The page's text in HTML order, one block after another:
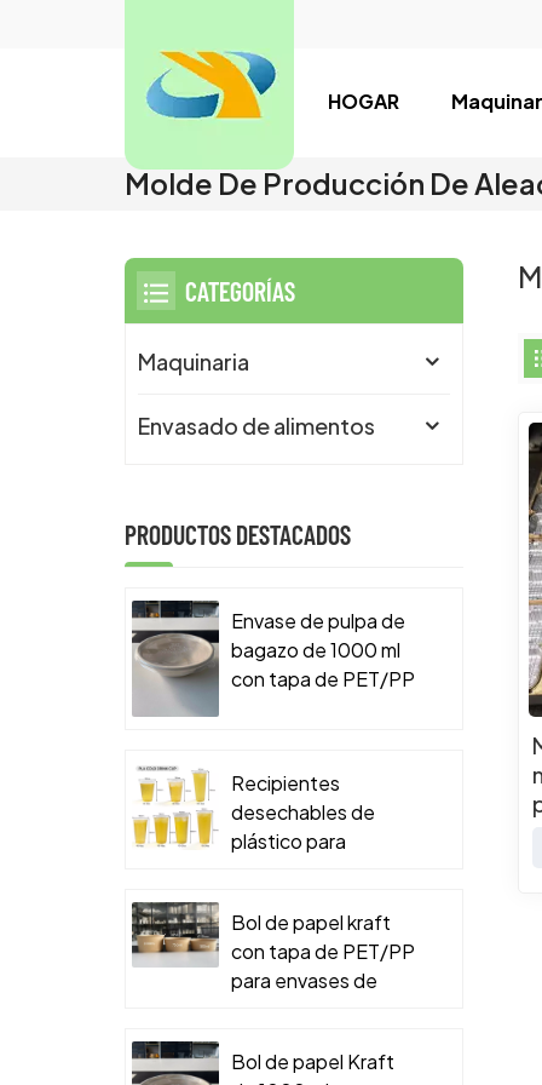
HOGAR
Molde De Producción De
CATEGORÍAS
Maquinaria
Envasado de alimentos
PRODUCTOS DESTACADOS
Envase de pulpa de
bagazo de 1000 ml
con tapa de PET/PP
Recipientes
desechables de
plástico para
Bol de papel kraft
con tapa de PET/PP
para envases de
Bol de papel Kraft